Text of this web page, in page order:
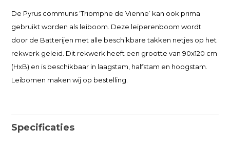
De Pyrus communis ‘Triomphe de Vienne’ kan ook prima
gebruikt worden als leiboom. Deze leiperenboom wordt
door de Batterijen met alle beschikbare takken netjes op het
rekwerk geleid. Dit rekwerk heeft een grootte van 90x120 cm
(HxB) en is beschikbaar in laagstam, halfstam en hoogstam.
Leibomen maken wij op bestelling.
Specificaties